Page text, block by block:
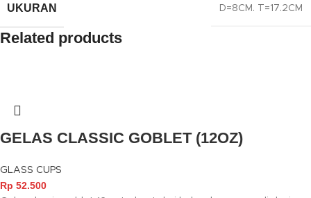
UKURAN D=8CM. T=17.2CM
Related products
GELAS CLASSIC GOBLET (12OZ)
GLASS CUPS
Rp 52.500